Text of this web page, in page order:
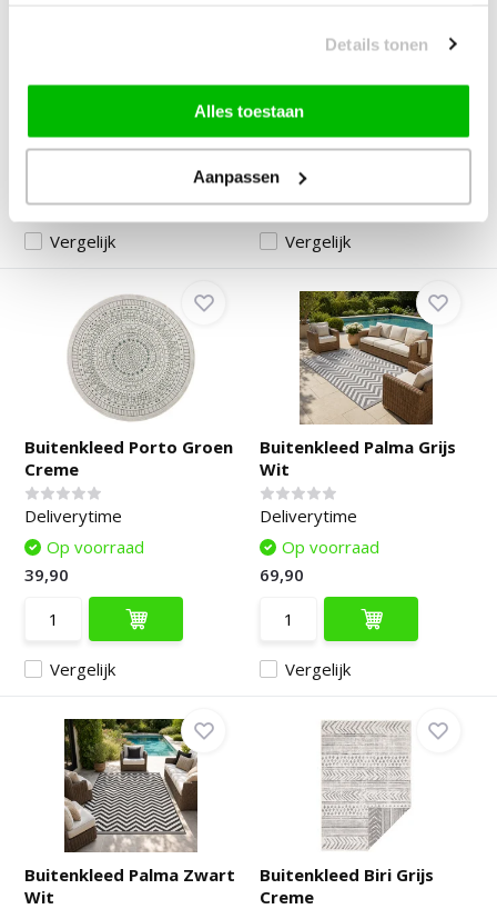
Details tonen
Alles toestaan
Aanpassen
Deliverytime
Vergelijk
69,90
Zwart Wit
Deliverytime
Vergelijk
Op voorraad
39,90
Buitenkleed Porto Groen
Creme
Deliverytime
Vergelijk
Op voorraad
39,90
Buitenkleed Palma Grijs
Wit
Deliverytime
Vergelijk
Op voorraad
69,90
Buitenkleed Palma Zwart
Wit
Buitenkleed Biri Grijs
Creme